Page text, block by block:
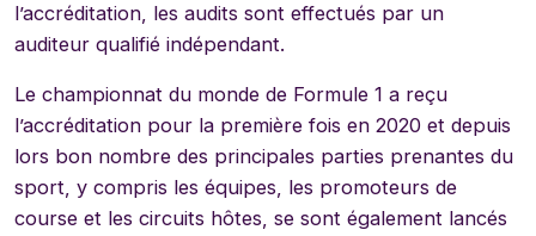
l’accréditation, les audits sont effectués par un
auditeur qualifié indépendant.
Le championnat du monde de Formule 1 a reçu
l’accréditation pour la première fois en 2020 et depuis
lors bon nombre des principales parties prenantes du
sport, y compris les équipes, les promoteurs de
course et les circuits hôtes, se sont également lancés